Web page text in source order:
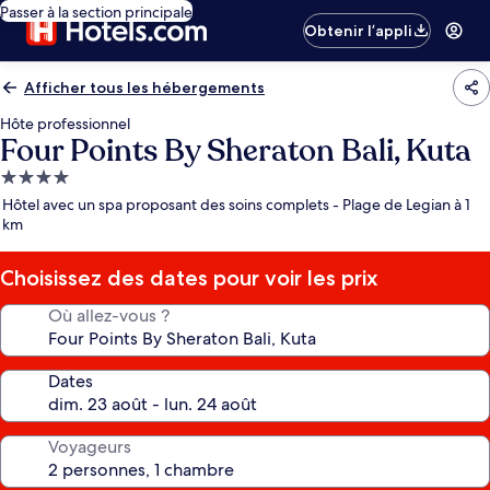
Passer à la section principale
Obtenir l’appli
Afficher tous les hébergements
Hôte professionnel
Four Points By Sheraton Bali, Kuta
Hébergement
4.0 étoiles
Hôtel avec un spa proposant des soins complets - Plage de Legian à 1
km
Choisissez des dates pour voir les prix
Où allez-vous ?
Dates
Voyageurs